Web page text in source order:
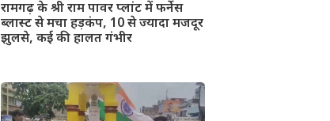
रामगढ़ के श्री राम पावर प्लांट में फर्नेस
ब्लास्ट से मचा हड़कंप, 10 से ज्यादा मजदूर
झुलसे, कई की हालत गंभीर